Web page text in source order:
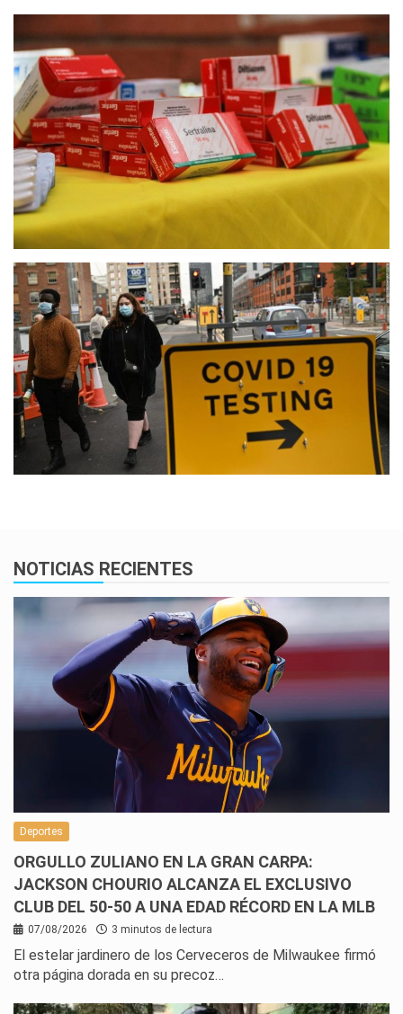
NOTICIAS RECIENTES
Deportes
ORGULLO ZULIANO EN LA GRAN CARPA:
JACKSON CHOURIO ALCANZA EL EXCLUSIVO
CLUB DEL 50-50 A UNA EDAD RÉCORD EN LA MLB
07/08/2026 3 minutos de lectura
El estelar jardinero de los Cerveceros de Milwaukee firmó
otra página dorada en su precoz…